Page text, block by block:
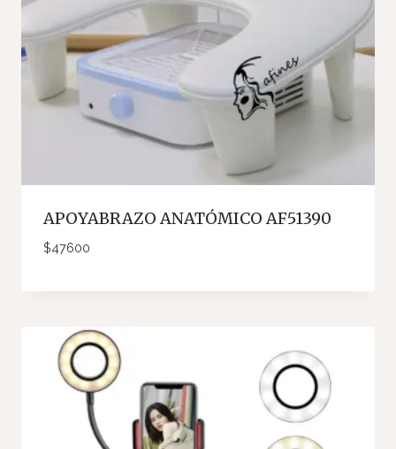
APOYABRAZO ANATÓMICO AF51390
$47600